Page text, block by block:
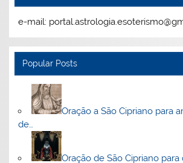
e-mail:
Popular Posts
Oração a São Cipriano para
de…
Oração de São Cipriano para